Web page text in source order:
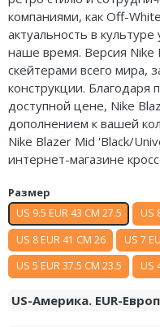
компаниями, как Off-
актуальность в
наше время. Версия Nike
скейтерами всего мира,
конструкции. Благодаря
доступной цене, Nike
дополнением к вашей
Nike Blazer Mid 'Black/
интернет-магазине
Размер
US 9.5 EUR 43 CM 27.5
US
US 8 EUR 41 CM 26
US 7
US 5 EUR 37.5 CM 23.5
US
US-Америка. EUR-
Air Jordan 5
Air Jordan 6
Air Jordan 7
Air Jordan 10
Air Jordan 11
Air Jordan 12
Air Jordan 13
Air Jordan 14
Air Jordan 15
Nike Air Deldon
Nike Sabrina
Nike A’ja
Nike ST
Nike GT
Nike Ja
Nike Book
Nike LeBron
Nike Kyrie